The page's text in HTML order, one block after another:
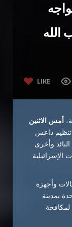
الله
LIKE
أمس الاثنين
تنظيم داعش
وأخرى
الإسرائيلية
وأجهزة
بمدينة
لمكافحة